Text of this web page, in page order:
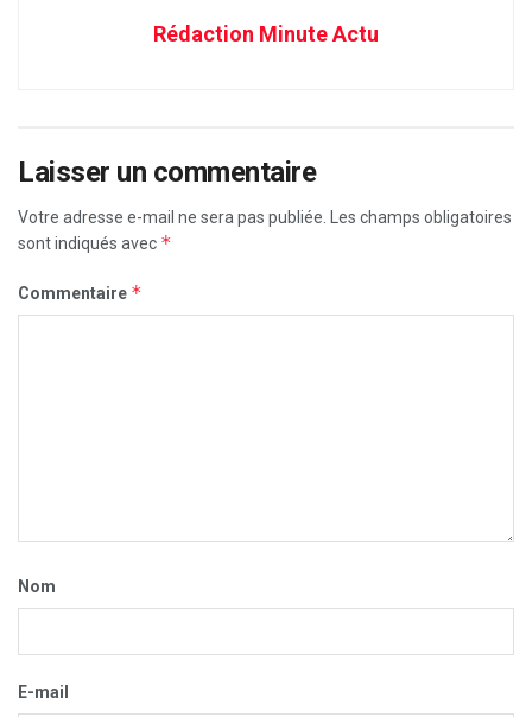
Rédaction Minute Actu
Laisser un commentaire
Votre adresse e-mail ne sera pas publiée. Les champs obligatoires
sont indiqués avec *
Commentaire *
Nom
E-mail